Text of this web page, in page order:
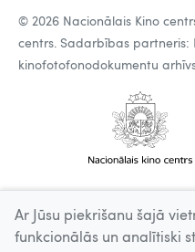
© 2026 Nacionālais Kino
centrs. Sadarbības partneris:
kinofotofonodokumentu
Ar Jūsu piekrišanu šajā
funkcionālās un analītiski